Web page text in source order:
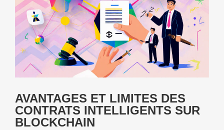
AVANTAGES ET LIMITES DES
CONTRATS INTELLIGENTS SUR
BLOCKCHAIN